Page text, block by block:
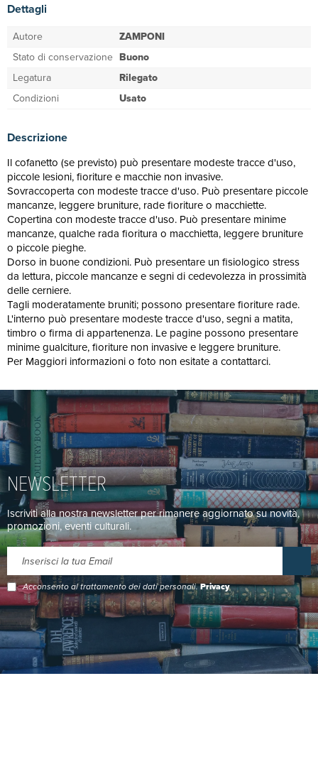
Dettagli
Autore
ZAMPONI
Stato di conservazione Buono
Legatura
Rilegato
Condizioni
Usato
Descrizione
Il cofanetto (se previsto) può presentare modeste tracce d'uso,
piccole lesioni, fioriture e macchie non invasive.
Sovraccoperta con modeste tracce d'uso. Può presentare piccole
mancanze, leggere bruniture, rade fioriture o macchiette.
Copertina con modeste tracce d'uso. Può presentare minime
mancanze, qualche rada fioritura o macchietta, leggere bruniture
o piccole pieghe.
Dorso in buone condizioni. Può presentare un fisiologico stress
da lettura, piccole mancanze e segni di cedevolezza in prossimità
delle cerniere.
Tagli moderatamente bruniti; possono presentare fioriture rade.
L'interno può presentare modeste tracce d'uso, segni a matita,
timbro o firma di appartenenza. Le pagine possono presentare
minime gualciture, fioriture non invasive e leggere bruniture.
Per Maggiori informazioni o foto non esitate a contattarci.
NEWSLETTER
Iscriviti alla nostra newsletter per rimanere aggiornato su novità,
promozioni, eventi culturali.
Acconsento al trattamento dei dati personali.Privacy